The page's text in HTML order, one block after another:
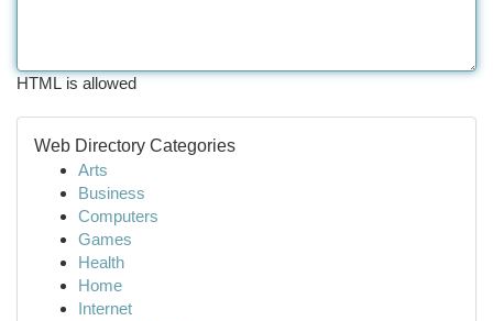
HTML is allowed
Web Directory Categories
Arts
Business
Computers
Games
Health
Home
Internet